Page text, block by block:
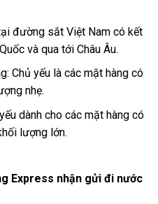
đường sắt Việt Nam có kết
và qua tới Châu Âu.
Chủ yếu là các mặt hàng có
nhẹ.
dành cho các mặt hàng có
lượng lớn.
Express nhận gửi đi nước